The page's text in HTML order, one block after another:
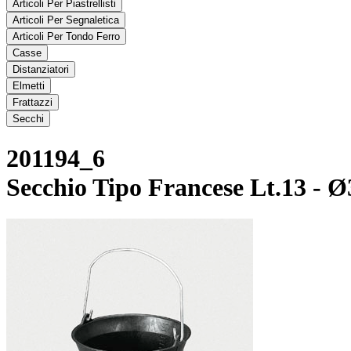
Articoli Per Piastrellisti
Articoli Per Segnaletica
Articoli Per Tondo Ferro
Casse
Distanziatori
Elmetti
Frattazzi
Secchi
201194_6
Secchio Tipo Francese Lt.13 -